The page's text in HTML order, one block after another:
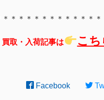
＊＊＊＊＊＊＊＊＊＊＊＊＊
買取・入荷記事は こち
Facebook